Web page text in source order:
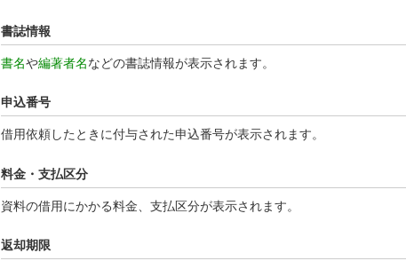
書誌情報
書名や編著者名などの書誌情報が表示されます。
申込番号
借用依頼したときに付与された申込番号が表示されます。
料金・支払区分
資料の借用にかかる料金、支払区分が表示されます。
返却期限